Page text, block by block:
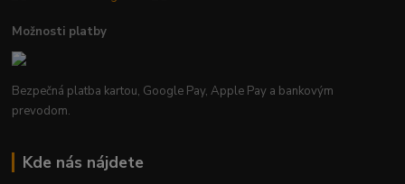
Možnosti platby
Bezpečná platba kartou, Google Pay, Apple Pay a bankovým
prevodom.
Kde nás nájdete